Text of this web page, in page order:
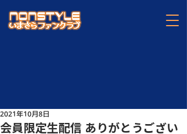
会員限定生配信 ありがとうござい
2021年10月8日